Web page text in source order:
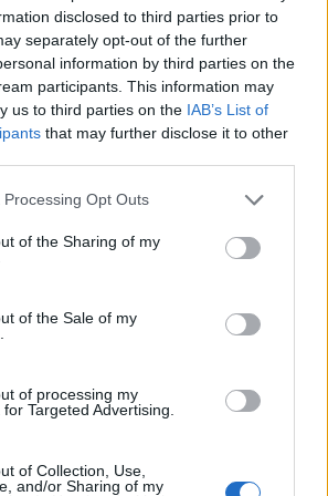
disclosed to third parties prior to
separately opt-out of the further
information by third parties on the
participants. This information may
us to third parties on the IAB’s List of
that may further disclose it to other
Opt Outs
of the Sharing of my
of the Sale of my
of processing my
Targeted Advertising.
of Collection, Use,
and/or Sharing of my
Itali, alarm i kuq në 27
qytete për shkak të vapës
ekstreme; zgjatet orari i
vizitave në monumente
të reja
futet në karantinë pas
rasteve të lisë së deleve
lëvizja e bagëtive
Madridin, zbardhen detajet e
marrëveshjes së tij me